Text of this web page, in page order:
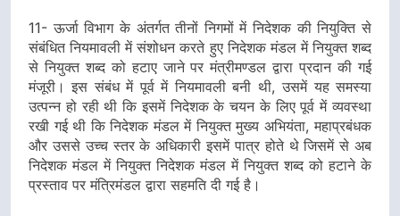
11- ऊर्जा विभाग के अंतर्गत तीनों निगमों में निदेशक की नियुक्ति से
संबंधित नियमावली में संशोधन करते हुए निदेशक मंडल में नियुक्त शब्द
से नियुक्त शब्द को हटाए जाने पर मंत्रीमण्डल द्वारा प्रदान की गई
मंजूरी। इस संबंध में पूर्व में नियमावली बनी थी, उसमें यह समस्या
उत्पन्न हो रही थी कि इसमें निदेशक के चयन के लिए पूर्व में व्यवस्था
रखी गई थी कि निदेशक मंडल में नियुक्त मुख्य अभियंता, महाप्रबंधक
और उससे उच्च स्तर के अधिकारी इसमें पात्र होते थे जिसमें से अब
निदेशक मंडल में नियुक्त निदेशक मंडल में नियुक्त शब्द को हटाने के
प्रस्ताव पर मंत्रिमंडल द्वारा सहमति दी गई है।